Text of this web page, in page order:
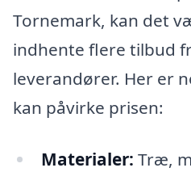
Tornemark, kan det
indhente flere tilbud
leverandører. Her er
kan påvirke prisen:
Materialer: Træ,